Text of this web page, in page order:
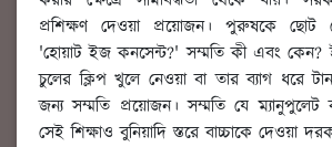
প্রশিক্ষণ দেওয়া প্রয়োজন। পুরুষকে ছোট
'হোয়াট ইজ কনসেন্ট?' সম্মতি কী এবং কেন?
চুলের ক্লিপ খুলে নেওয়া বা তার ব্যাগ ধরে
জন্য সম্মতি প্রয়োজন। সম্মতি যে ম্যানুপুলেট
সেই শিক্ষাও বুনিয়াদি স্তরে বাচ্চাকে দেওয়া